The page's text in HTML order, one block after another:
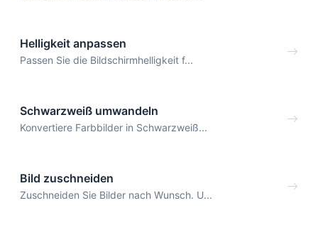
Helligkeit anpassen
Passen Sie die Bildschirmhelligkeit f...
Schwarzweiß umwandeln
Konvertiere Farbbilder in Schwarzweiß...
Bild zuschneiden
Zuschneiden Sie Bilder nach Wunsch. U...